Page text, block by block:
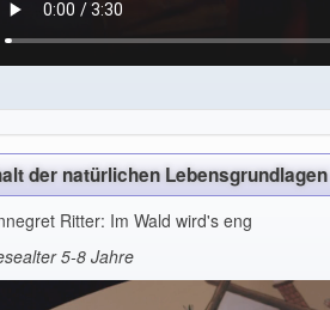
der natürlichen Lebensgrundlagen
Ritter: Im Wald wird's eng
5-8 Jahre